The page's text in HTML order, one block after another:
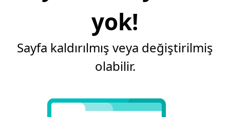
yok!
Sayfa kaldırılmış veya değiştirilmiş
olabilir.